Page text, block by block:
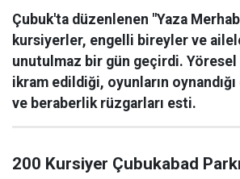
Çubuk'ta düzenlenen "Yaza
kursiyerler, engelli bireyler ve
unutulmaz bir gün geçirdi.
ikram edildiği, oyunların
ve beraberlik rüzgarları esti.
200 Kursiyer Çubukabad